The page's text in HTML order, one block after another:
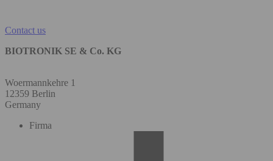
Contact us
BIOTRONIK SE & Co. KG
Woermannkehre 1
12359 Berlin
Germany
Firma